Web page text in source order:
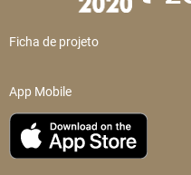
Ficha de projeto
App Mobile